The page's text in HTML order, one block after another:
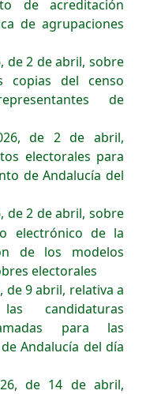
de acreditación
de agrupaciones
de 2 de abril, sobre
copias del censo
de
de 2 de abril,
electorales para
de Andalucía del
de 2 de abril, sobre
electrónico de la
de los modelos
electorales
de 9 abril, relativa a
candidaturas
para las
Andalucía del día
de 14 de abril,